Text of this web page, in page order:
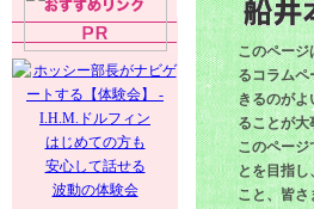
はじめての方も
安心して話せる
波動の体験会
このペー
るコラムペ
きるのが
ることが大
このページ
とを目指し
こと、皆さ